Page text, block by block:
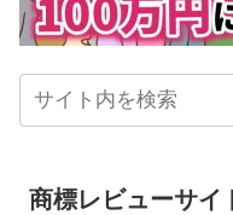
商標レビューサイ